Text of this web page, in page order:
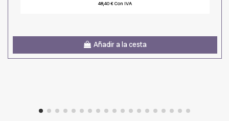
48,40 € Con IVA
Añadir a la cesta